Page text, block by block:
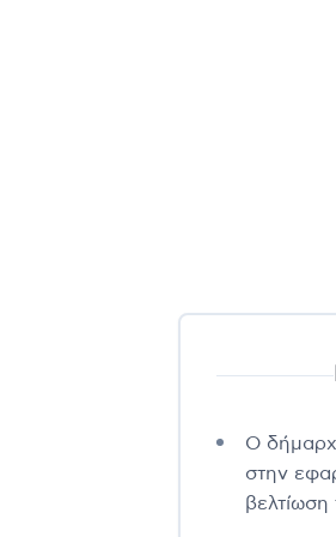
Ο
στην
βελτίωση